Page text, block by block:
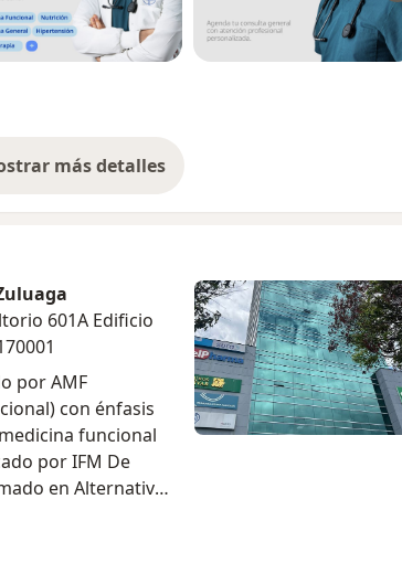
más detalles
sobre la experiencia
601A Edificio
por AMF
con énfasis
funcional
por IFM De
en Alternativas
Medicina